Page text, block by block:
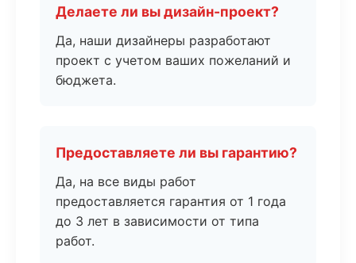
Делаете ли вы дизайн-проект?
Да, наши дизайнеры разработают
проект с учетом ваших пожеланий и
бюджета.
Предоставляете ли вы гарантию?
Да, на все виды работ
предоставляется гарантия от 1 года
до 3 лет в зависимости от типа
работ.